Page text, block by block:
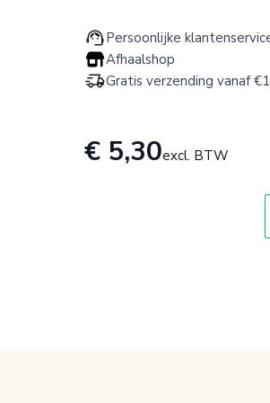
Persoonlijke
Afhaalshop
Gratis verzending vanaf
€ 5,30excl. BTW